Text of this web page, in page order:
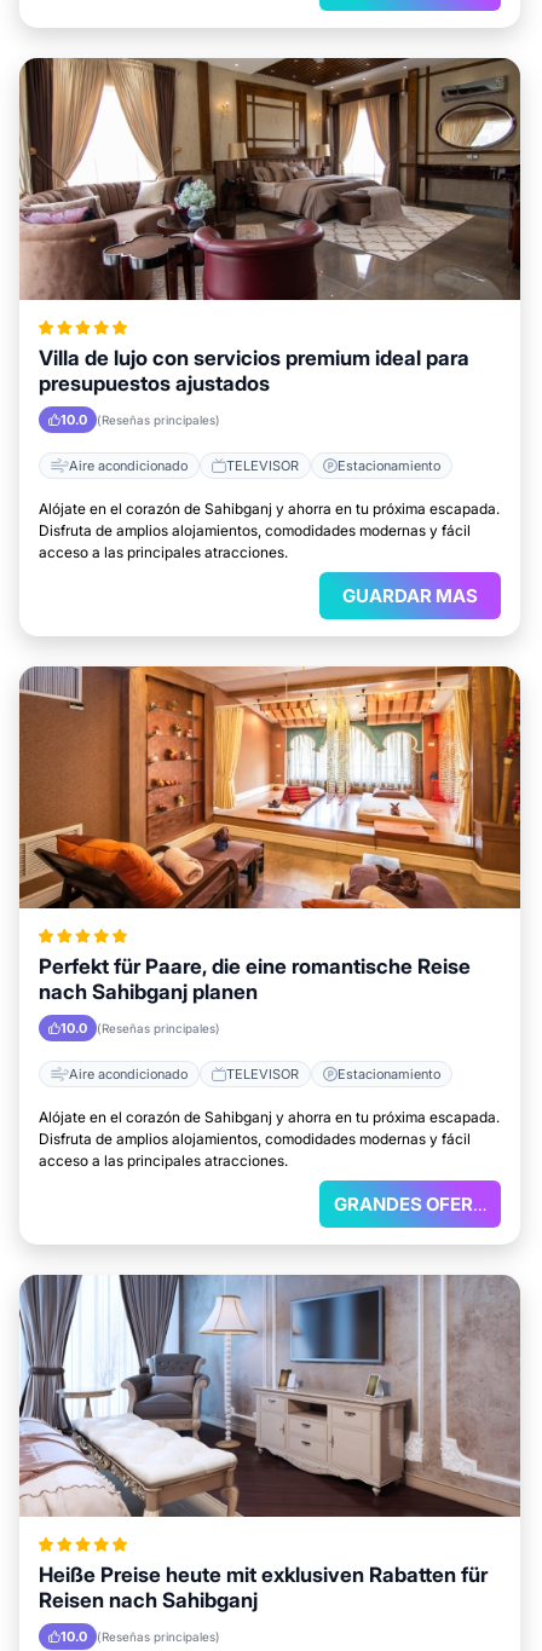
Villa de lujo con servicios premium ideal para
presupuestos ajustados
10.0 (Reseñas principales)
Aire acondicionado TELEVISOR Estacionamiento
Alójate en el corazón de Sahibganj y ahorra en tu próxima escapada.
Disfruta de amplios alojamientos, comodidades modernas y fácil
acceso a las principales atracciones.
GUARDAR MAS
Perfekt für Paare, die eine romantische Reise
nach Sahibganj planen
10.0 (Reseñas principales)
Aire acondicionado TELEVISOR Estacionamiento
Alójate en el corazón de Sahibganj y ahorra en tu próxima escapada.
Disfruta de amplios alojamientos, comodidades modernas y fácil
acceso a las principales atracciones.
GRANDES OFERTAS
Heiße Preise heute mit exklusiven Rabatten für
Reisen nach Sahibganj
10.0 (Reseñas principales)